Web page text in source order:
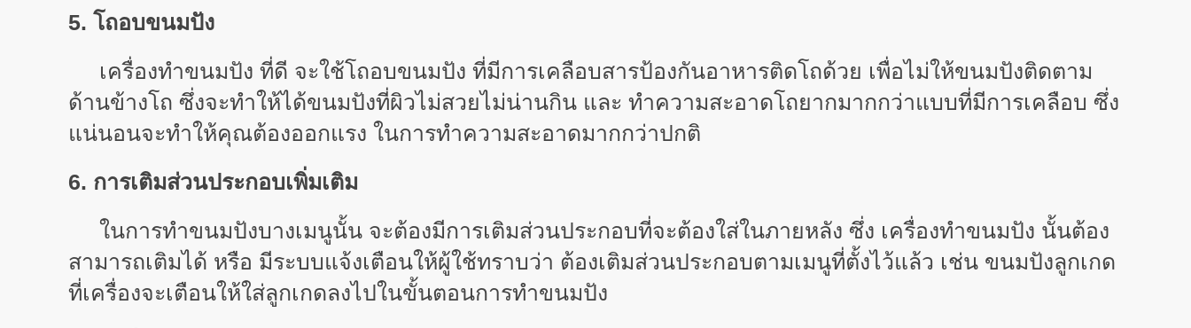
5. โถอบขนมปัง
เครื่องทำขนมปัง ที่ดี จะใช้โถอบขนมปัง ที่มีการเคลือบสารป้องกันอาหารติดโถด้วย เพื่อไม่ให้ขนมปังติดตาม
ด้านข้างโถ ซึ่งจะทำให้ได้ขนมปังที่ผิวไม่สวยไม่น่านกิน และ ทำความสะอาดโถยากมากกว่าแบบที่มีการเคลือบ ซึ่ง
แน่นอนจะทำให้คุณต้องออกแรง ในการทำความสะอาดมากกว่าปกติ
6. การเติมส่วนประกอบเพิ่มเติม
ในการทำขนมปังบางเมนูนั้น จะต้องมีการเติมส่วนประกอบที่จะต้องใส่ในภายหลัง ซึ่ง เครื่องทำขนมปัง นั้นต้อง
สามารถเติมได้ หรือ มีระบบแจ้งเตือนให้ผู้ใช้ทราบว่า ต้องเติมส่วนประกอบตามเมนูที่ตั้งไว้แล้ว เช่น ขนมปังลูกเกด
ที่เครื่องจะเตือนให้ใส่ลูกเกดลงไปในขั้นตอนการทำขนมปัง